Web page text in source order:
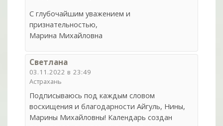
С глубочайшим уважением и
признательностью,
Марина Михайловна
Светлана
03.11.2022 в 23:49
Астрахань
Подписываюсь под каждым словом
восхищения и благодарности Айгуль, Нины,
Марины Михайловны! Календарь создан